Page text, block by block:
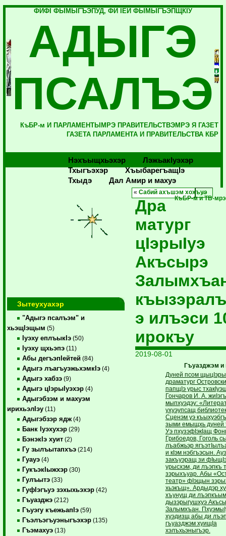
ФИФI ФЫМЫГЪЭПУД, ФИ IЕЙ ФЫМЫГЪЭПЩКIУ
АДЫГЭ
ПСАЛЪЭ
КъБР-м И ПАРЛАМЕНТЫМРЭ ПРАВИТЕЛЬСТВЭМРЭ Я ГАЗЕТ
ГАЗЕТА ПАРЛАМЕНТА И ПРАВИТЕЛЬСТВА КБР
Нэхъыщхьэхэр
Лэжьакlуэхэр
Тхыгъэхэр
Хъыбарегъащlэ
Тхыдэ
Дал Амир и махуэ
Зытеухуахэр
"Адыгэ псалъэм" и
хьэщIэщым (5)
Iуэху еплъыкIэ (50)
Iуэху щхьэпэ (11)
Абы дегъэпIейтей (84)
Адыгэ лъагъуэжьхэмкIэ (4)
Адыгэ хабзэ (9)
Адыгэ цIэрыIуэхэр (4)
Адыгэбзэм и махуэм
ирихьэлIэу (11)
Адыгэбзэр ядж (4)
Банк Iуэхухэр (29)
БэнэкIэ хуит (2)
Гу зылъытапхъэ (214)
Гуауэ (4)
ГукъэкIыжхэр (30)
Гулъытэ (33)
ГуфIэгъуэ зэхыхьэхэр (42)
Гъуазджэ (212)
Гъуэгу къежьапIэ (59)
Гъэлъэгъуэныгъэхэр (135)
Гъэмахуэ (13)
«Сабий ахъшэм хохъуэ
КъБР-м и ТВ-
Дра
матург
цIэрыIуэ
Акъсырэ
э илъэси
ирокъу
2019-08-01
Гъуазджэм и
Дуней псом
драматург
папщIэ урыс
Гончаров И. А.
мыпхуэдэу:
ухуэупсащ
Сценэм уэ
зыми емыщхь дуней
Уэ пхузэфIэкIащ
Грибоедов, Гоголь
лъабжьэр
и кIэм нэбгъэсын.
закъуэращ зи
урысхэм, ди лъэпкъ
зэрыхъуар. Абы
театр» фIэщын
хьэкъщ». Ардыдэр
хъунущ ди
дызэрыгушхуэ
Залымхъан.
хуэдизщ абы ди
гъуазджэм хуищIа
хэлъхьэныгъэр.